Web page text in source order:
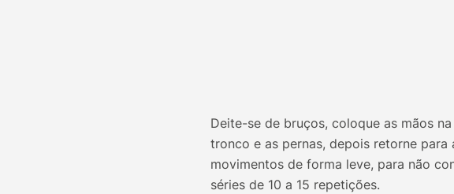
Deite-se de bruços, coloque as mãos
tronco e as pernas, depois retorne
movimentos de forma leve, para não
séries de 10 a 15 repetições.